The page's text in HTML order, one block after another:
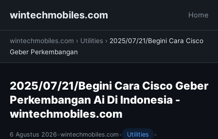
wintechmobiles.com Home
wintechmobiles.com › Utilities › 2025/07/21/Begini Cara Cisco
Geber Perkembangan
2025/07/21/Begini Cara Cisco Geber
Perkembangan Ai Di Indonesia -
wintechmobiles.com
6 Agustus 2026 •wintechmobiles.com • Utilities
•